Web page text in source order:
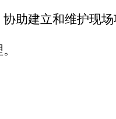
助建立和维护现场